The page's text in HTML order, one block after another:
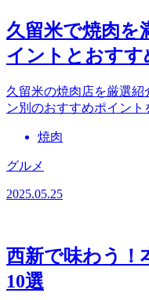
久留米で焼肉を
イントとおすす
久留米の焼肉店を厳選
ン別のおすすめポイント
焼肉
グルメ
2025.05.25
西新で味わう！
10選